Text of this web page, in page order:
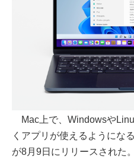
Mac上で、Windowsや
くアプリが使えるようにな
が8月9日にリリースされた